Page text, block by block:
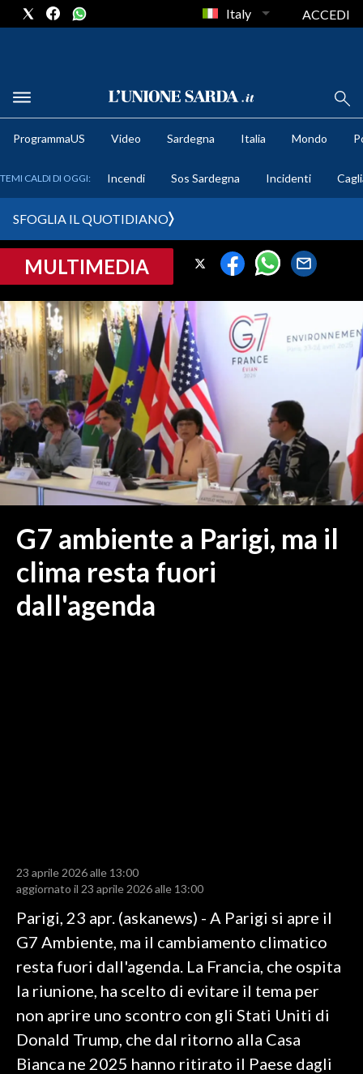
METEO
CRONACA SARDEGNA
PROVINCIA DI CAGLIARI
SULCIS IGLESIENTE
MEDIO CAMPIDANO
ORISTANO E PROVINCIA
SASSARI E PROVINCIA
GALLURA
NUORO E PROVINCIA
OGLIASTRA
ITALIA
MONDO
RISULTATI E CLASSIFICHE
CALCIO REGIONALE
BASKET
VOLLEY
MOTORI
TENNIS
ALTRI SPORT
Italy ACCEDI
ProgrammaUS Video Sardegna Italia Mondo
TEMI CALDI DI OGGI: Incendi Sos Sardegna Incidenti
SFOGLIA IL QUOTIDIANO
MULTIMEDIA
G7 ambiente a Parigi, ma il
clima resta fuori
dall'agenda
23 aprile 2026 alle 13:00
aggiornato il 23 aprile 2026 alle 13:00
Parigi, 23 apr. (askanews) - A Parigi si apre il
G7 Ambiente, ma il cambiamento climatico
resta fuori dall'agenda. La Francia, che ospita
la riunione, ha scelto di evitare il tema per
non aprire uno scontro con gli Stati Uniti di
Donald Trump, che dal ritorno alla Casa
Bianca ne 2025 hanno ritirato il Paese dagli